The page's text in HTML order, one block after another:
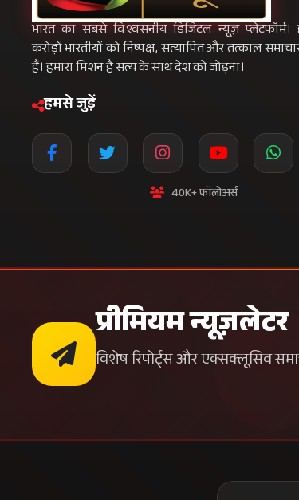
भारत का सबसे विश्वसनीय डिजिटल न्यूज़ प्लेटफॉर्म।
करोड़ों भारतीयों को निष्पक्ष, सत्यापित और तत्काल
हैं। हमारा मिशन है सत्य के साथ देश को जोड़ना।
हमसे जुड़ें
40K+ फॉलोअर्स
प्रीमियम न्यूज़लेटर
विशेष रिपोर्ट्स और एक्सक्लूसिव